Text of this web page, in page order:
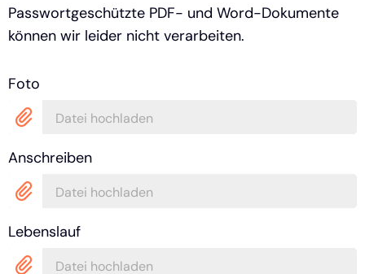
Passwortgeschützte PDF- und Word-Dokumente
können wir leider nicht verarbeiten.
Foto
Datei hochladen
Anschreiben
Datei hochladen
Lebenslauf
Datei hochladen